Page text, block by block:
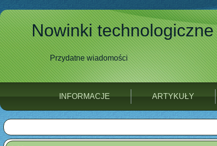
Nowinki technologiczne
Przydatne wiadomości
INFORMACJE ARTYKUŁY